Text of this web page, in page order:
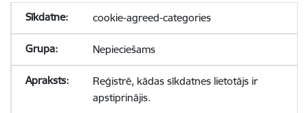
cookie-agreed-categories
Nepieciešams
Reģistrē, kādas sīkdatnes lietotājs ir
apstiprinājis.